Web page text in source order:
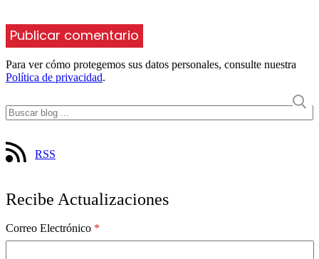
Para ver cómo protegemos sus datos personales, consulte nuestra
Política de privacidad.
RSS
Recibe Actualizaciones
Correo Electrónico *